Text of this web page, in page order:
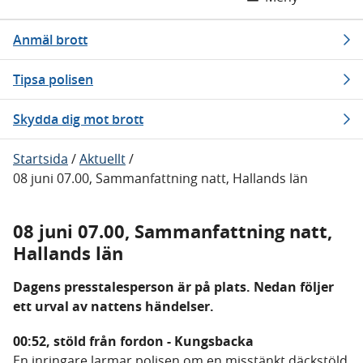
Anmäl brott
Tipsa polisen
Skydda dig mot brott
Startsida /Aktuellt/
08 juni 07.00, Sammanfattning natt, Hallands län
08 juni 07.00, Sammanfattning natt,
Hallands län
Dagens presstalesperson är på plats. Nedan följer
ett urval av nattens händelser.
00:52, stöld från fordon - Kungsbacka